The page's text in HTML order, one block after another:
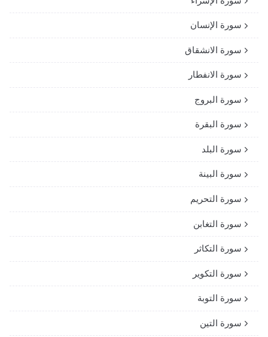
سورة الإنسان
سورة الانشقاق
سورة الانفطار
سورة البروج
سورة البقرة
سورة البلد
سورة البينة
سورة التحريم
سورة التغابن
سورة التكاثر
سورة التكوير
سورة التوبة
سورة التين